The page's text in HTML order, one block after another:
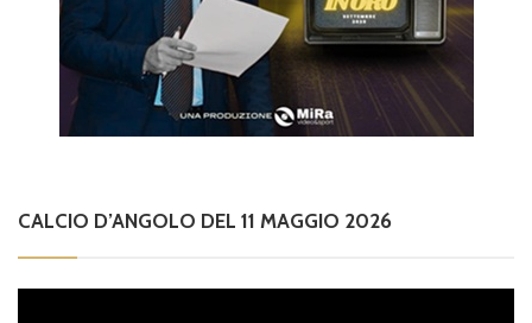
CALCIO D’ANGOLO DEL 11 MAGGIO 2026